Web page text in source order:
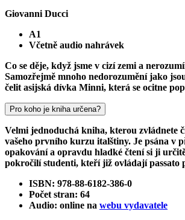
Giovanni Ducci
A1
Včetně audio nahrávek
Co se děje, když jsme v cizí zemi a
Samozřejmě mnoho nedorozumění jako
čelit asijská dívka Minni, která se ocitne
Pro koho je kniha určena?
Velmi jednoduchá kniha, kterou zvládnete
vašeho prvního kurzu italštiny. Je psána v
opakování a opravdu hladké čtení si ji
pokročilí studenti, kteří již ovládají passato
ISBN: 978-88-6182-386-0
Počet stran: 64
Audio: online na webu vydavatele